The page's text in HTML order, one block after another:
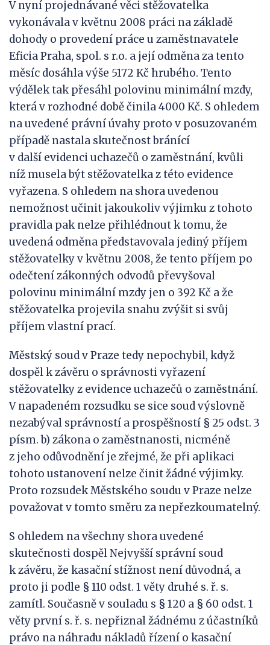
V nyní projednávané věci stěžovatelka
vykonávala v květnu 2008 práci na základě
dohody o provedení práce u zaměstnavatele
Eficia Praha, spol. s r.o. a její odměna za tento
měsíc dosáhla výše 5172 Kč hrubého. Tento
výdělek tak přesáhl polovinu minimální mzdy,
která v rozhodné době činila 4000 Kč. S ohledem
na uvedené právní úvahy proto v posuzovaném
případě nastala skutečnost bránící
v další evidenci uchazečů o zaměstnání, kvůli
níž musela být stěžovatelka z této evidence
vyřazena. S ohledem na shora uvedenou
nemožnost učinit jakoukoliv výjimku z tohoto
pravidla pak nelze přihlédnout k tomu, že
uvedená odměna představovala jediný příjem
stěžovatelky v květnu 2008, že tento příjem po
odečtení zákonných odvodů převyšoval
polovinu minimální mzdy jen o 392 Kč a že
stěžovatelka projevila snahu zvýšit si svůj
příjem vlastní prací.
Městský soud v Praze tedy nepochybil, když
dospěl k závěru o správnosti vyřazení
stěžovatelky z evidence uchazečů o zaměstnání.
V napadeném rozsudku se sice soud výslovně
nezabýval správností a prospěšností § 25 odst. 3
písm. b) zákona o zaměstnanosti, nicméně
z jeho odůvodnění je zřejmé, že při aplikaci
tohoto ustanovení nelze činit žádné výjimky.
Proto rozsudek Městského soudu v Praze nelze
považovat v tomto směru za nepřezkoumatelný.
S ohledem na všechny shora uvedené
skutečnosti dospěl Nejvyšší správní soud
k závěru, že kasační stížnost není důvodná, a
proto ji podle § 110 odst. 1 věty druhé s. ř. s.
zamítl. Současně v souladu s § 120 a § 60 odst. 1
věty první s. ř. s. nepřiznal žádnému z účastníků
právo na náhradu nákladů řízení o kasační